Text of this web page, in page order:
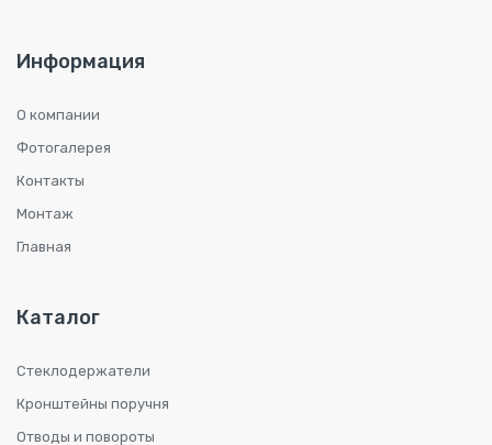
Информация
О компании
Фотогалерея
Контакты
Монтаж
Главная
Каталог
Стеклодержатели
Кронштейны поручня
Отводы и повороты